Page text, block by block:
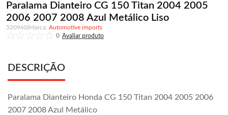
Paralama Dianteiro CG 150 Titan 2004 2005
2006 2007 2008 Azul Metálico Liso
520960
Automotive imports
0
DESCRIÇÃO
Paralama Dianteiro Honda CG 150 Titan 2004 2005 2006
2007 2008 Azul Metálico